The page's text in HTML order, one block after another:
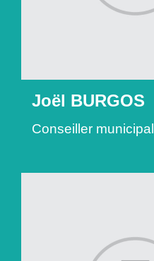
Joël BURGOS
Conseiller municipal